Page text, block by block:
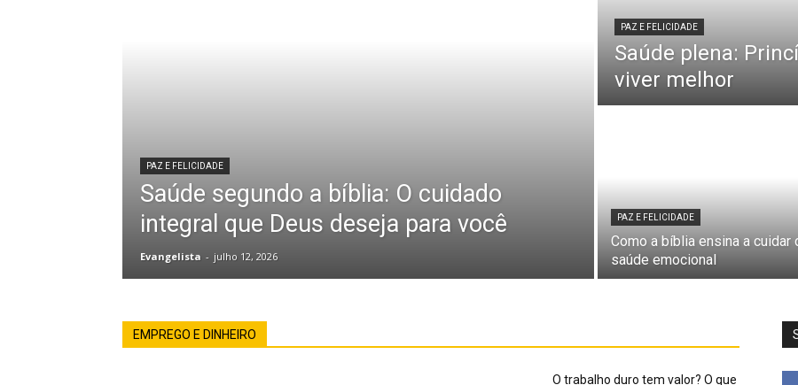
PAZ E FELICIDADE
Saúde segundo a bíblia: O cuidado
integral que Deus deseja para você
Evangelista - julho 12, 2026
PAZ E FELICIDADE
Saúde plena:
viver melhor
PAZ E FELICIDADE
Como a bíblia ensina a cuidar
saúde emocional
EMPREGO E DINHEIRO
O trabalho duro tem valor? O que